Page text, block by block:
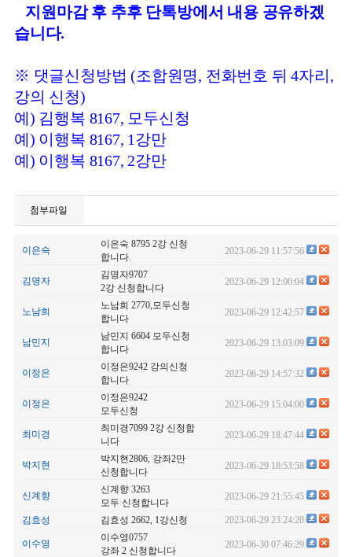
지원마감 후 추후 단톡방에서 내용 공유하겠
습니다.
※ 댓글신청방법 (조합원명, 전화번호 뒤 4자리,
강의 신청)
예) 김행복 8167, 모두신청
예) 이행복 8167, 1강만
예) 이행복 8167, 2강만
첨부파일
이은숙
이은숙 8795 2강 신청
합니다.
2023-06-29 11:57:56
김명자
김명자9707
2강 신청합니다
2023-06-29 12:00:04
노남희
노남희 2770,모두신청
합니다
2023-06-29 12:42:57
남민지
남민지 6604 모두신청
합니다
2023-06-29 13:03:09
이정은
이정은9242 강의신청
합니다
2023-06-29 14:57:32
이정은
이정은9242
모두신청
2023-06-29 15:04:00
최미경
최미경7099 2강 신청합
니다
2023-06-29 18:47:44
박지현
박지현2806, 강좌2만
신청합니다
2023-06-29 18:53:58
신계향
신계향 3263
모두 신청합니다
2023-06-29 21:55:45
김효성 김효성 2662, 1강신청 2023-06-29 23:24:20
이수영
이수영0757
강좌 2 신청합니다
2023-06-30 07:46:29